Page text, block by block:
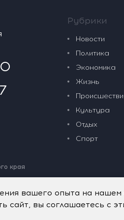
края
Рубрики
Новости
Политика
Экономика
Жизнь
Культура
Отдых
Спорт
вашего опыта на
сайт, вы соглашаетесь с